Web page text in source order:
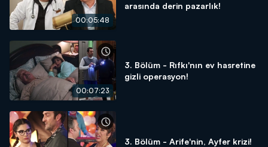
00:05:48
arasında derin pazarlık!
00:07:23
3. Bölüm - Rıfkı'nın ev hasretine
gizli operasyon!
3. Bölüm - Arife'nin, Ayfer krizi!